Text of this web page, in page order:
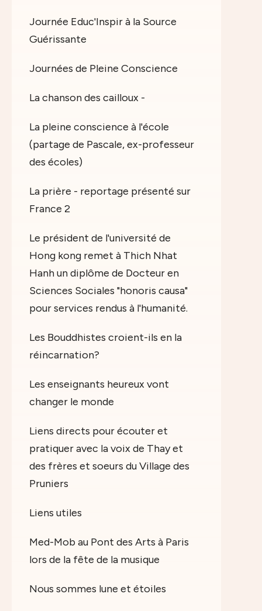
Journée Educ'Inspir à la Source
Guérissante
Journées de Pleine Conscience
La chanson des cailloux -
La pleine conscience à l'école
(partage de Pascale, ex-professeur
des écoles)
La prière - reportage présenté sur
France 2
Le président de l'université de
Hong kong remet à Thich Nhat
Hanh un diplôme de Docteur en
Sciences Sociales "honoris causa"
pour services rendus à l'humanité.
Les Bouddhistes croient-ils en la
réincarnation?
Les enseignants heureux vont
changer le monde
Liens directs pour écouter et
pratiquer avec la voix de Thay et
des frères et soeurs du Village des
Pruniers
Liens utiles
Med-Mob au Pont des Arts à Paris
lors de la fête de la musique
Nous sommes lune et étoiles